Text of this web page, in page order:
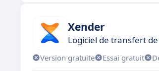
Xender
Logiciel de transfert
Version gratuite Essai gratuit